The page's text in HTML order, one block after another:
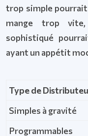
trop simple pourrait
mange trop
sophistiqué
ayant un appétit
Type de
Simples à gravité
Programmables